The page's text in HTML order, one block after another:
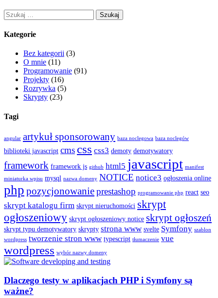
Szukaj:
Kategorie
Bez kategorii (3)
O mnie (11)
Programowanie (91)
Projekty (16)
Rozrywka (5)
Skrypty (23)
Tagi
angular artykuł sponsorowany baza noclegowa baza noclegów
biblioteki javascript cms css css3 demoty demotywatory
framework framework js github html5 javascript manifest
miniaturka wpisu mysql nazwa domeny NOTICE notice3 ogłoszenia online
php pozycjonowanieprestashop programowanie php react seo
skrypt katalogu firm skrypt nieruchomości skrypt
ogłoszeniowy skrypt ogłoszeniowy notice skrypt ogłoszeń
skrypt typu demotywatory skrypty strona www svelte Symfony szablon
wordpress tworzenie stron www typescript tłumaczenie vue
wordpress wybór nazwy domeny
Dlaczego testy w aplikacjach PHP i Symfony są
ważne?